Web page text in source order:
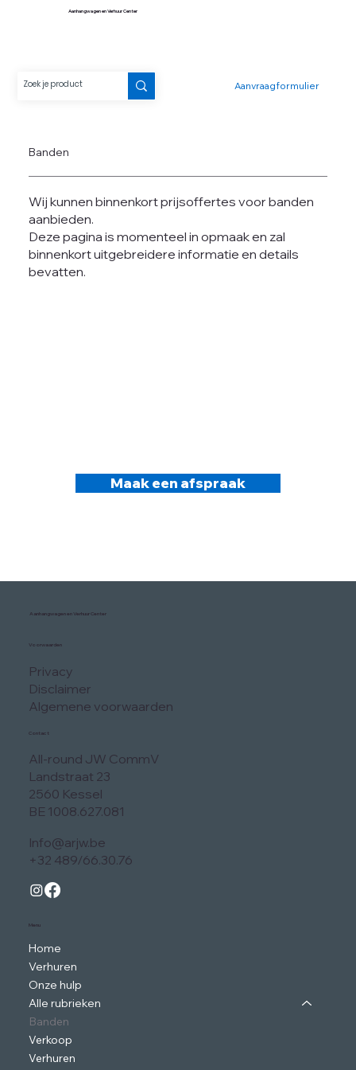
Aanhangwagen en Verhuur Center
Aanvraagformulier
Banden
Wij kunnen binnenkort prijsoffertes voor banden
aanbieden.
Deze pagina is momenteel in opmaak en zal
binnenkort uitgebreidere informatie en details
bevatten.
Maak een afspraak
Aanhangwagen en Verhuur Center
Voorwaarden
Privacy
Disclaimer
Algemene voorwaarden
Contact
All-round JW CommV
Landstraat 23
2560 Kessel
BE 1008.627.081
Info@arjw.be
+32 489/66.30.76
Menu
Home
Verhuren
Onze hulp
Alle rubrieken
Banden
Verkoop
Verhuren